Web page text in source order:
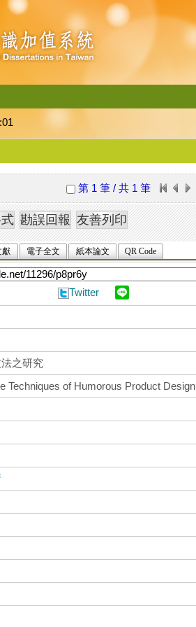
第 1 筆 / 共 1 筆
獻 電子全文 紙本論文 QR Code
Twitter
之研究
Techniques of Humorous Product Design